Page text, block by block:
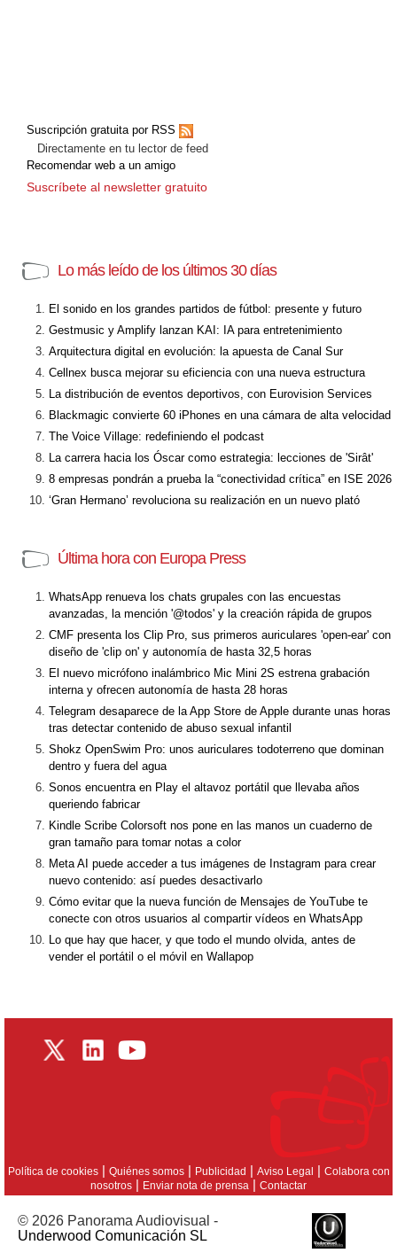
Suscripción gratuita por RSS
Directamente en tu lector de feed
Recomendar web a un amigo
Suscríbete al newsletter gratuito
Lo más leído de los últimos 30 días
El sonido en los grandes partidos de fútbol: presente y futuro
Gestmusic y Amplify lanzan KAI: IA para entretenimiento
Arquitectura digital en evolución: la apuesta de Canal Sur
Cellnex busca mejorar su eficiencia con una nueva estructura
La distribución de eventos deportivos, con Eurovision Services
Blackmagic convierte 60 iPhones en una cámara de alta velocidad
The Voice Village: redefiniendo el podcast
La carrera hacia los Óscar como estrategia: lecciones de 'Sirât'
8 empresas pondrán a prueba la “conectividad crítica” en ISE 2026
‘Gran Hermano’ revoluciona su realización en un nuevo plató
Última hora con Europa Press
WhatsApp renueva los chats grupales con las encuestas
avanzadas, la mención '@todos' y la creación rápida de grupos
CMF presenta los Clip Pro, sus primeros auriculares 'open-ear' con
diseño de 'clip on' y autonomía de hasta 32,5 horas
El nuevo micrófono inalámbrico Mic Mini 2S estrena grabación
interna y ofrecen autonomía de hasta 28 horas
Telegram desaparece de la App Store de Apple durante unas horas
tras detectar contenido de abuso sexual infantil
Shokz OpenSwim Pro: unos auriculares todoterreno que dominan
dentro y fuera del agua
Sonos encuentra en Play el altavoz portátil que llevaba años
queriendo fabricar
Kindle Scribe Colorsoft nos pone en las manos un cuaderno de
gran tamaño para tomar notas a color
Meta AI puede acceder a tus imágenes de Instagram para crear
nuevo contenido: así puedes desactivarlo
Cómo evitar que la nueva función de Mensajes de YouTube te
conecte con otros usuarios al compartir vídeos en WhatsApp
Lo que hay que hacer, y que todo el mundo olvida, antes de
vender el portátil o el móvil en Wallapop
Política de cookies| Quiénes somos| Publicidad | Aviso Legal | Colabora con
nosotros | Enviar nota de prensa | Contactar
© 2026 Panorama Audiovisual -
Underwood Comunicación SL